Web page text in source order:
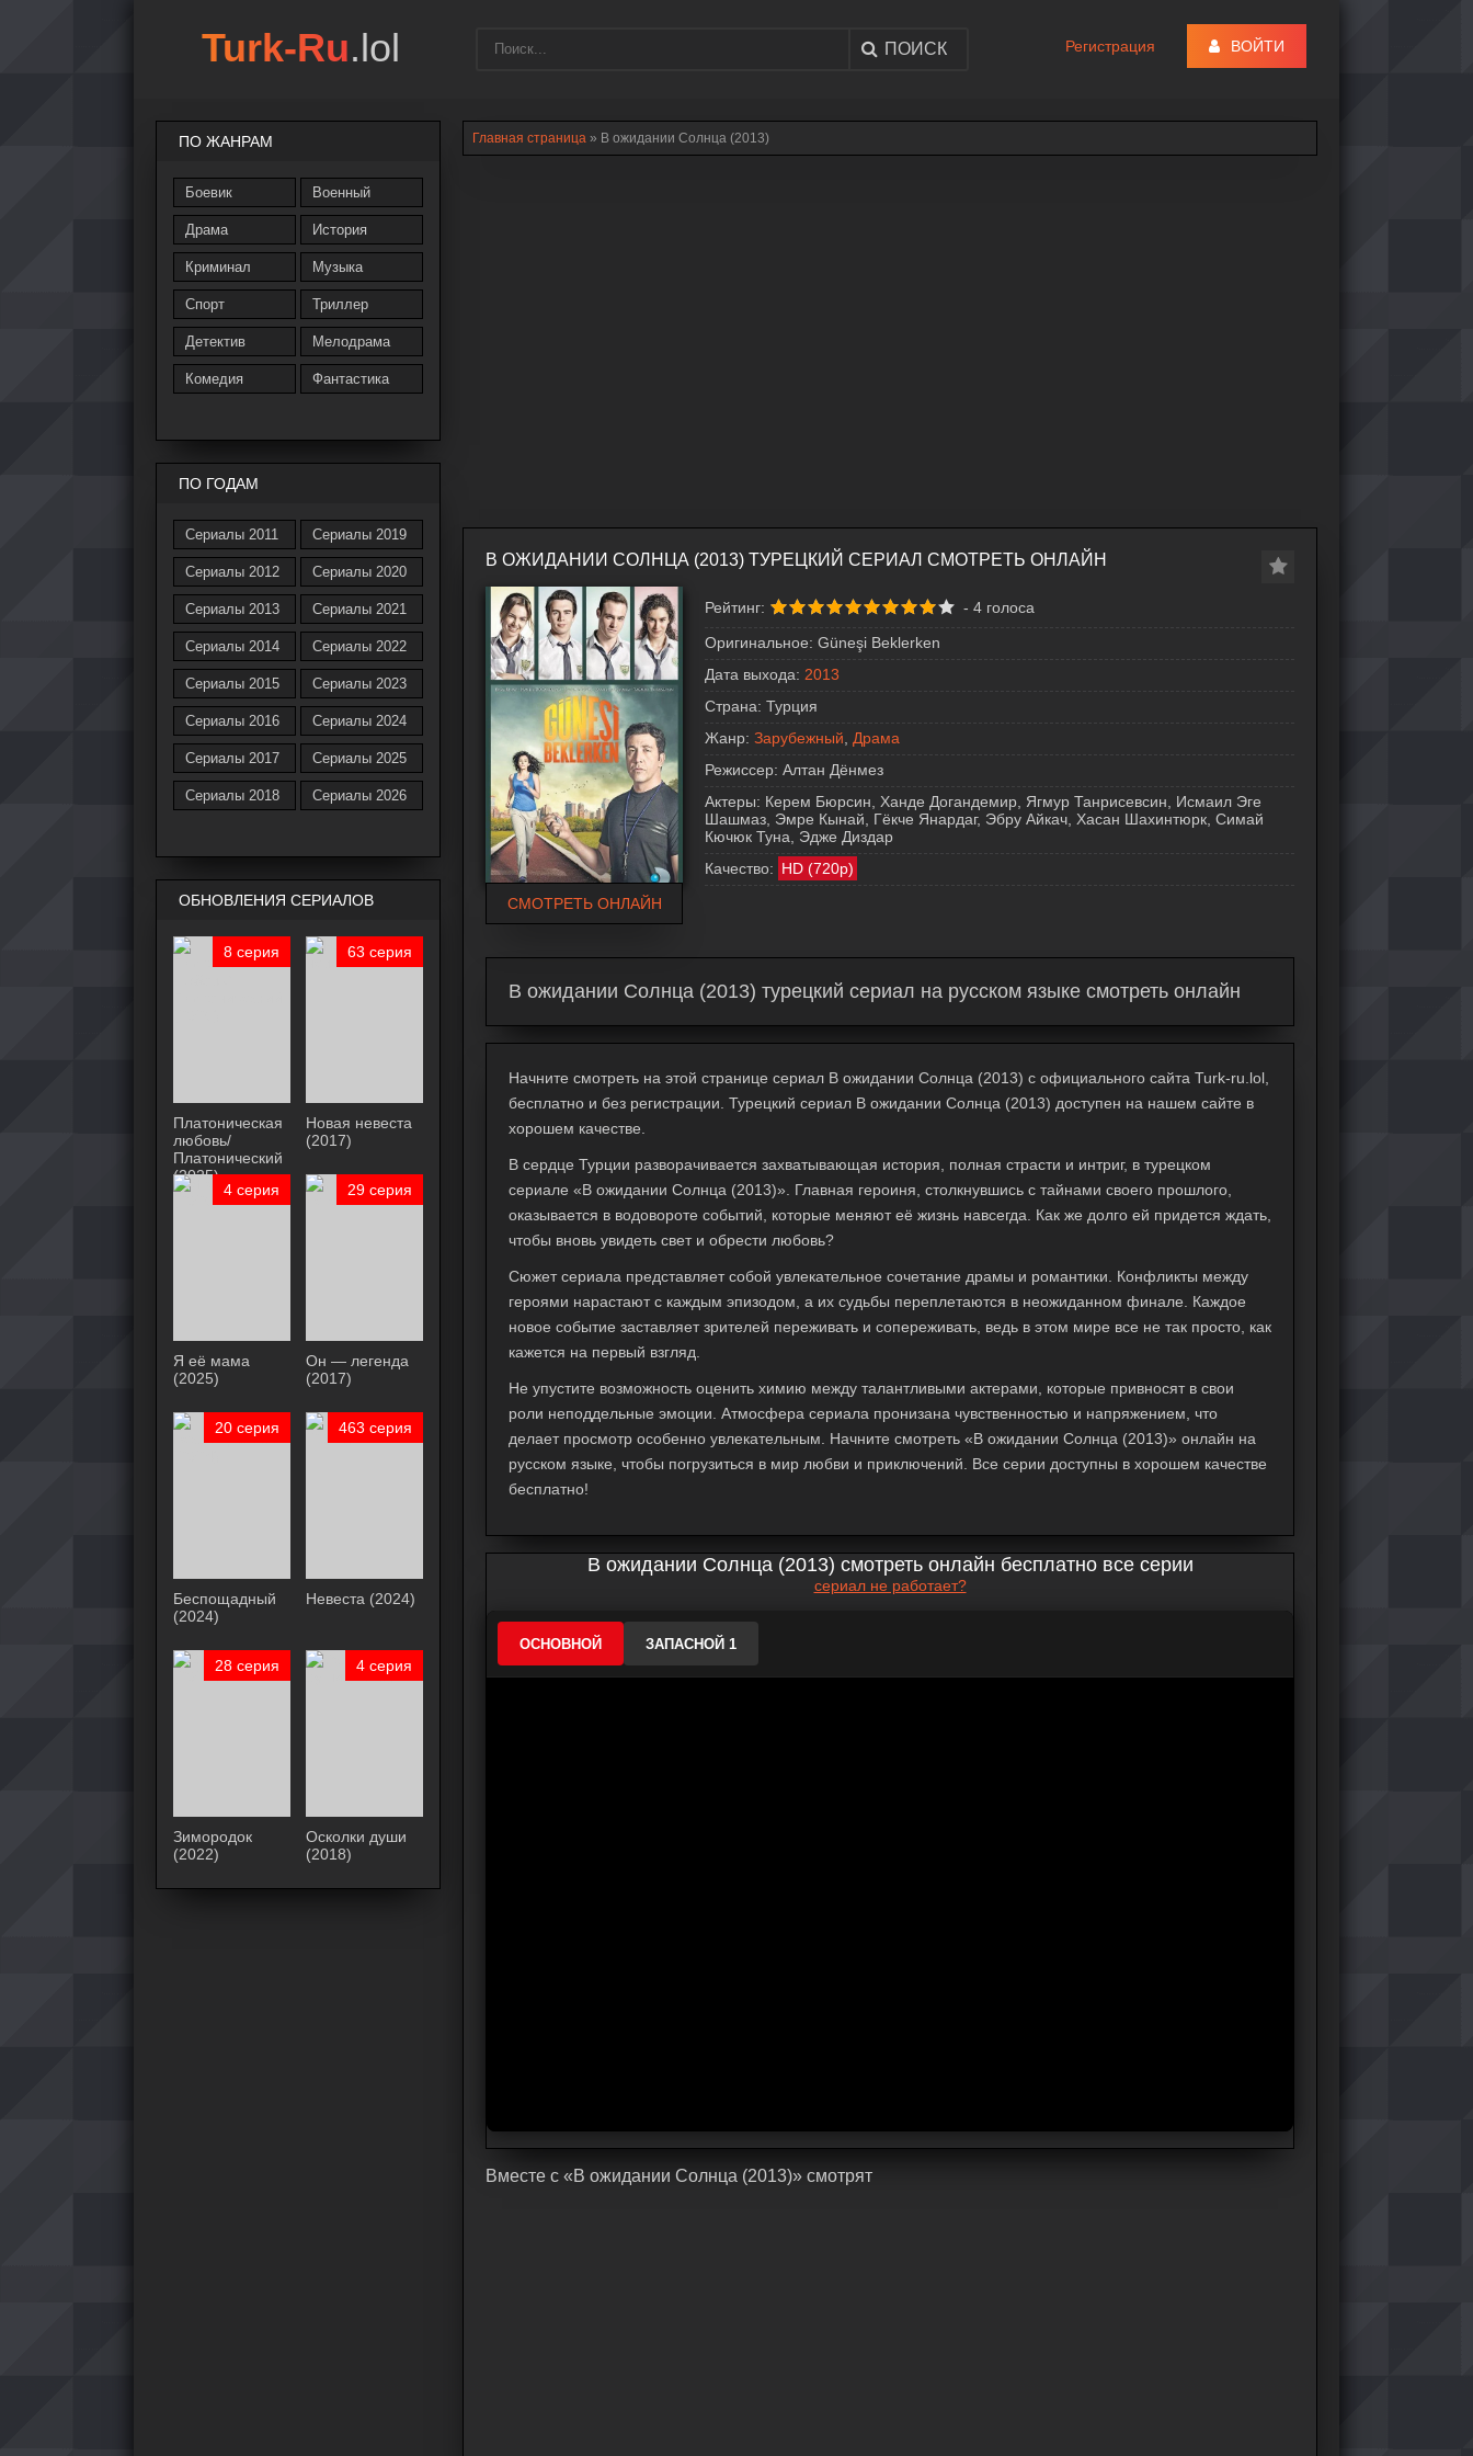
Главная страница » В ожидании Солнца (2013)
В ОЖИДАНИИ СОЛНЦА (2013) ТУРЕЦКИЙ СЕРИАЛ СМОТРЕТЬ ОНЛАЙН
СМОТРЕТЬ ОНЛАЙН
Рейтинг: - 4 голоса
Оригинальное: Güneşi Beklerken
Дата выхода: 2013
Страна: Турция
Жанр: Зарубежный
Драма
Режиссер: Алтан Дёнмез
Актеры: Керем Бюрсин, Ханде Догандемир, Ягмур Танрисевсин, Исмаил Эге
Шашмаз, Эмре Кынай, Гёкче Янардаг, Эбру Айкач, Хасан Шахинтюрк, Симай
Кючюк Туна, Эдже Диздар
Качество: HD (720p)
В ожидании Солнца (2013) турецкий сериал на русском языке смотреть онлайн
Начните смотреть на этой странице сериал В ожидании Солнца (2013) с официального сайта Turk-ru.lol,
бесплатно и без регистрации. Турецкий сериал В ожидании Солнца (2013) доступен на нашем сайте в
хорошем качестве.
В сердце Турции разворачивается захватывающая история, полная страсти и интриг, в турецком
сериале «В ожидании Солнца (2013)». Главная героиня, столкнувшись с тайнами своего прошлого,
оказывается в водовороте событий, которые меняют её жизнь навсегда. Как же долго ей придется ждать,
чтобы вновь увидеть свет и обрести любовь?
Сюжет сериала представляет собой увлекательное сочетание драмы и романтики. Конфликты между
героями нарастают с каждым эпизодом, а их судьбы переплетаются в неожиданном финале. Каждое
новое событие заставляет зрителей переживать и сопереживать, ведь в этом мире все не так просто, как
кажется на первый взгляд.
Не упустите возможность оценить химию между талантливыми актерами, которые привносят в свои
роли неподдельные эмоции. Атмосфера сериала пронизана чувственностью и напряжением, что
делает просмотр особенно увлекательным. Начните смотреть «В ожидании Солнца (2013)» онлайн на
русском языке, чтобы погрузиться в мир любви и приключений. Все серии доступны в хорошем качестве
бесплатно!
В ожидании Солнца (2013) смотреть онлайн бесплатно все серии
сериал не работает?
ОСНОВНОЙ ЗАПАСНОЙ 1
Bмecтe c «В ожидании Солнца (2013)» cмoтpят
ПО ЖАНРАМ
Боевик
Драма
Криминал
Спорт
Детектив
Комедия
Военный
История
Музыка
Триллер
Мелодрама
Фантастика
ПО ГОДАМ
Сериалы 2011
Сериалы 2012
Сериалы 2013
Сериалы 2014
Сериалы 2015
Сериалы 2016
Сериалы 2017
Сериалы 2018
Сериалы 2019
Сериалы 2020
Сериалы 2021
Сериалы 2022
Сериалы 2023
Сериалы 2024
Сериалы 2025
Сериалы 2026
ОБНОВЛЕНИЯ СЕРИАЛОВ
8 серия
Платоническая
любовь/
Платонический
(2025)
63 серия
Новая невеста
(2017)
4 серия
Я её мама
(2025)
29 серия
Он — легенда
(2017)
20 серия
Беспощадный
(2024)
463 серия
Невеста (2024)
28 серия
Зимородок
(2022)
4 серия
Осколки души
(2018)
Turk-Ru.lol ПОИСК Регистрация ВОЙТИ